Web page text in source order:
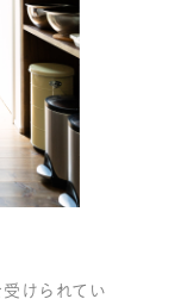
けられてい